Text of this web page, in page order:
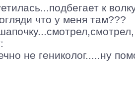
к
что у меня там???
не гениколог.....ну